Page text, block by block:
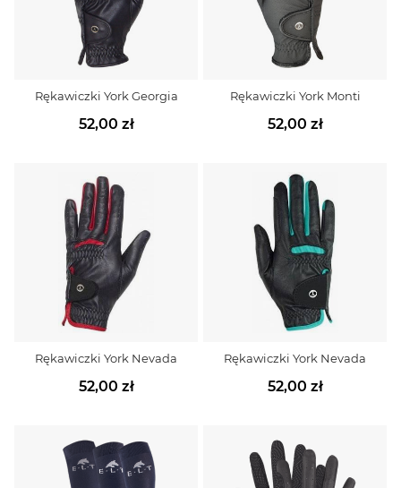
Rękawiczki York Georgia
52,00 zł
Rękawiczki York Monti
52,00 zł
Rękawiczki York Nevada
52,00 zł
Rękawiczki York Nevada
52,00 zł